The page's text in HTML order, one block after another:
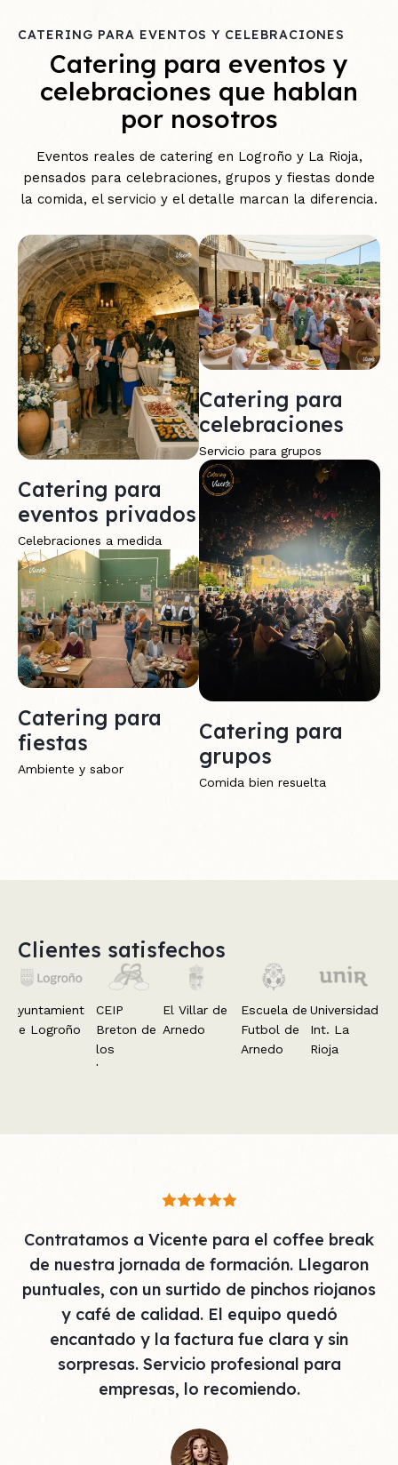
CATERING PARA EVENTOS Y CELEBRACIONES
Catering para eventos y
celebraciones que hablan
por nosotros
Eventos reales de catering en Logroño y La Rioja,
pensados para celebraciones, grupos y fiestas donde
la comida, el servicio y el detalle marcan la diferencia.
Catering para
eventos privados
Celebraciones a medida
Catering para
fiestas
Ambiente y sabor
Catering para
celebraciones
Servicio para grupos
Catering para
grupos
Comida bien resuelta
Clientes satisfechos
Ayuntamiento
de Logroño
CEIP
Breton de
los
herreros
El Villar de
Arnedo
Escuela de
Futbol de
Arnedo
Universidad
Int. La
Rioja
Sirvieron una paella para 250 personas en
nuestra feria agrícola anual. Montaron una
olla gigante en el pabellón municipal y el
producto era impecable. Carne riojana,
verduras de temporada y servicio impecable.
Para eventos grandes, son la mejor opción
que hemos probado.